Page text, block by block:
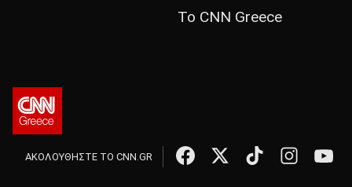
Το CNN Greece
ΑΚΟΛΟΥΘΗΣΤΕ ΤΟ CNN.GR